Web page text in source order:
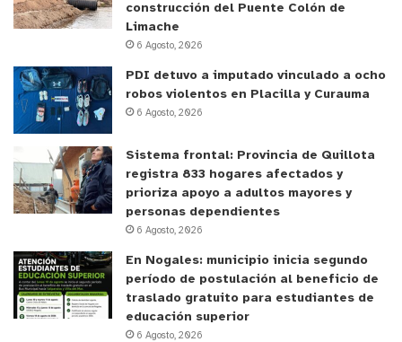
construcción del Puente Colón de
Limache
6 Agosto, 2026
PDI detuvo a imputado vinculado a ocho
robos violentos en Placilla y Curauma
6 Agosto, 2026
Sistema frontal: Provincia de Quillota
registra 833 hogares afectados y
prioriza apoyo a adultos mayores y
personas dependientes
6 Agosto, 2026
En Nogales: municipio inicia segundo
período de postulación al beneficio de
traslado gratuito para estudiantes de
educación superior
6 Agosto, 2026